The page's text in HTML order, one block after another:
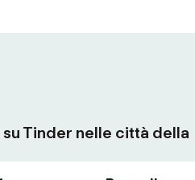
Tinder nelle città della